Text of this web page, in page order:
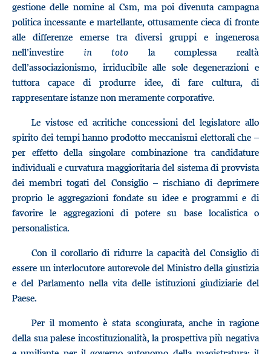
gestione delle nomine al Csm, ma poi divenuta campagna
politica incessante e martellante, ottusamente cieca di fronte
alle differenze emerse tra diversi gruppi e ingenerosa
nell’investire in toto la complessa realtà
dell’associazionismo, irriducibile alle sole degenerazioni e
tuttora capace di produrre idee, di fare cultura, di
rappresentare istanze non meramente corporative.
Le vistose ed acritiche concessioni del legislatore allo
spirito dei tempi hanno prodotto meccanismi elettorali che –
per effetto della singolare combinazione tra candidature
individuali e curvatura maggioritaria del sistema di provvista
dei membri togati del Consiglio – rischiano di deprimere
proprio le aggregazioni fondate su idee e programmi e di
favorire le aggregazioni di potere su base localistica o
personalistica.
Con il corollario di ridurre la capacità del Consiglio di
essere un interlocutore autorevole del Ministro della giustizia
e del Parlamento nella vita delle istituzioni giudiziarie del
Paese.
Per il momento è stata scongiurata, anche in ragione
della sua palese incostituzionalità, la prospettiva più negativa